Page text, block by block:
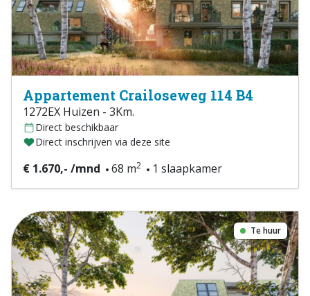
Appartement Crailoseweg 114 B4
1272EX Huizen - 3Km.
Direct beschikbaar
Direct inschrijven via deze site
€ 1.670,- /mnd 68 m2 1 slaapkamer
Te huur